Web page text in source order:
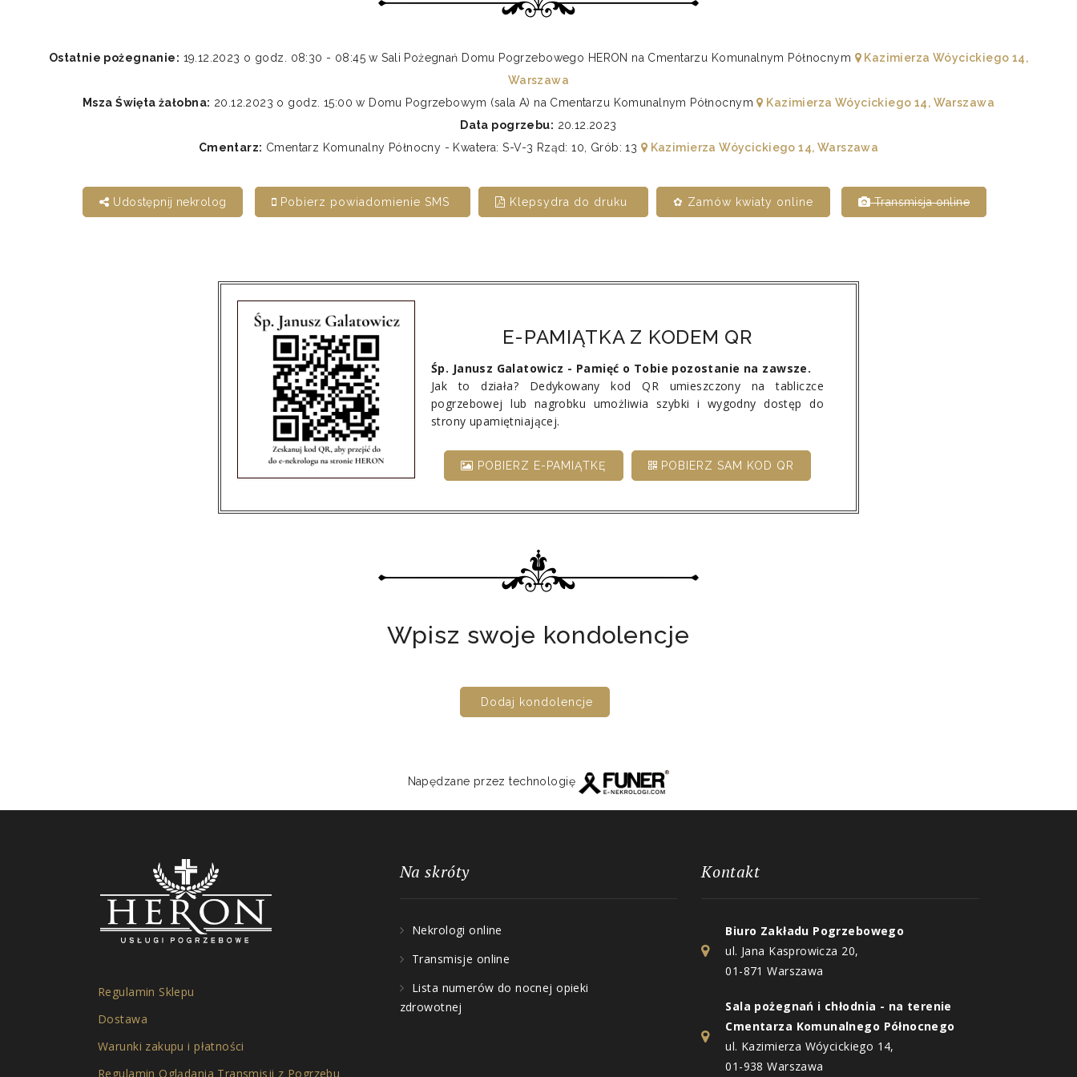
Ostatnie pożegnanie: 19.12.2023 o godz. 08:30 - 08:45 w Sali Pożegnań Domu Pogrzebowego HERON na Cmentarzu Komunalnym Północnym
Kazimierza Wóycickiego 14,
Warszawa
Msza Święta żałobna: 20.12.2023 o godz. 15:00 w Domu Pogrzebowym (sala A) na Cmentarzu Komunalnym Północnym
Kazimierza Wóycickiego 14, Warszawa
Data pogrzebu: 20.12.2023
Cmentarz: Cmentarz Komunalny Północny - Kwatera: S-V-3 Rząd: 10, Grób: 13 Kazimierza Wóycickiego 14, Warszawa
Udostępnij nekrolog Pobierz powiadomienie SMS Klepsydra do druku ✿ Zamów kwiaty online Transmisja online
E-PAMIĄTKA Z KODEM QR
Śp. Janusz Galatowicz - Pamięć o Tobie pozostanie na zawsze.
Jak to działa? Dedykowany kod QR umieszczony na tabliczce
pogrzebowej lub nagrobku umożliwia szybki i wygodny dostęp do
strony upamiętniającej.
POBIERZ E-PAMIĄTKĘ POBIERZ SAM KOD QR
Wpisz swoje kondolencje
Dodaj kondolencje
Napędzane przez technologię
Regulamin Sklepu
Dostawa
Warunki zakupu i płatności
Regulamin Oglądania Transmisji z Pogrzebu
Na skróty
Nekrologi online
Transmisje online
Lista numerów do nocnej opieki
zdrowotnej
Kontakt
Biuro Zakładu Pogrzebowego
ul. Jana Kasprowicza 20,
01-871 Warszawa
Sala pożegnań i chłodnia - na terenie
Cmentarza Komunalnego Północnego
ul. Kazimierza Wóycickiego 14,
01-938 Warszawa